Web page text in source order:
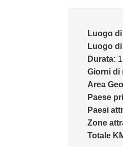
Luogo
Luogo
Durata:
Giorni di
Area
Paese
Paesi
Zone
Totale